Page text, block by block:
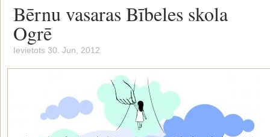
Bērnu vasaras Bībeles skola
Ogrē
Ievietots 30. Jun, 2012